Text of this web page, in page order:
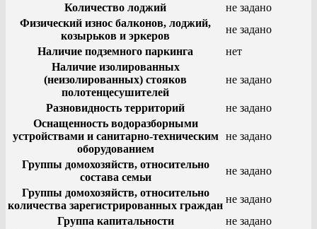
Количество лоджий
не задано
Физический износ балконов, лоджий,
козырьков и эркеров
не задано
Наличие подземного паркинга
нет
Наличие изолированных
(неизолированных) стояков
полотенцесушителей
не задано
Разновидность территорий
не задано
Оснащенность водоразборными
устройствами и санитарно-техническим
оборудованием
не задано
Группы домохозяйств, относительно
состава семьи
не задано
Группы домохозяйств, относительно
количества зарегистрированных граждан
не задано
Группа капитальности
не задано